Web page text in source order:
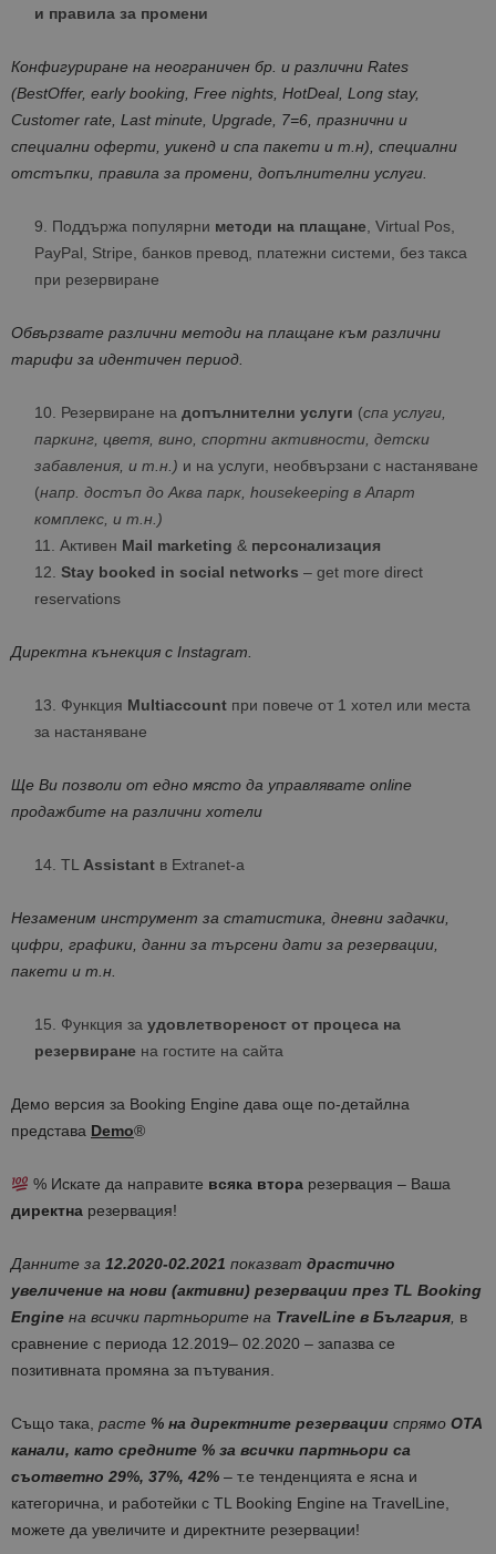
и правила за промени
Конфигуриране на неограничен бр. и различни Rates
(BestOffer, early booking, Free nights, HotDeal, Long stay,
Customer rate, Last minute, Upgrade, 7=6, празнични и
специални оферти, уикенд и спа пакети и т.н), специални
отстъпки, правила за промени, допълнителни услуги.
Поддържа популярни методи на плащане, Virtual Pos,
PayPal, Stripe, банков превод, платежни системи, без такса
при резервиране
Обвързвате различни методи на плащане към различни
тарифи за идентичен период.
Резервиране на допълнителни услуги (спа услуги,
паркинг, цветя, вино, спортни активности, детски
забавления, и т.н.) и на услуги, необвързани с настаняване
(напр. достъп до Аква парк, housekeeping в Апарт
комплекс, и т.н.)
Активен Mail marketing & персонализация
Stay booked in social networks – get more direct
reservations
Директна кънекция с Instagram.
Функция Multiaccount при повече от 1 хотел или места
за настаняване
Ще Ви позволи от едно място да управлявате online
продажбите на различни хотели
TLAssistant в Extranet-а
Незаменим инструмент за статистика, дневни задачки,
цифри, графики, данни за търсени дати за резервации,
пакети и т.н.
Функция за удовлетвореност от процеса на
резервиране на гостите на сайта
Демо версия за Booking Engine дава още по-детайлна
представа Demo®
% Искате да направите всяка вторарезервация – Ваша
директна резервация!
Данните за 12.2020-02.2021 показват драстично
увеличение на нови (активни) резервации през TL Booking
Engine на всички партньорите на TravelLine в България, в
сравнение с периода 12.2019– 02.2020 – запазва се
позитивната промяна за пътувания.
Също така, расте % на директните резервации спрямо ОТА
канали, като средните % за всички партньори са
съответно 29%, 37%, 42% – т.е тенденцията е ясна и
категорична, и работейки с TL Booking Engine на TravelLine,
можете да увеличите и директните резервации!